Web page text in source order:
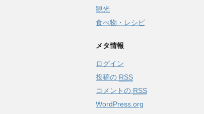
観光
食べ物・レシピ
メタ情報
ログイン
投稿の RSS
コメントの RSS
WordPress.org